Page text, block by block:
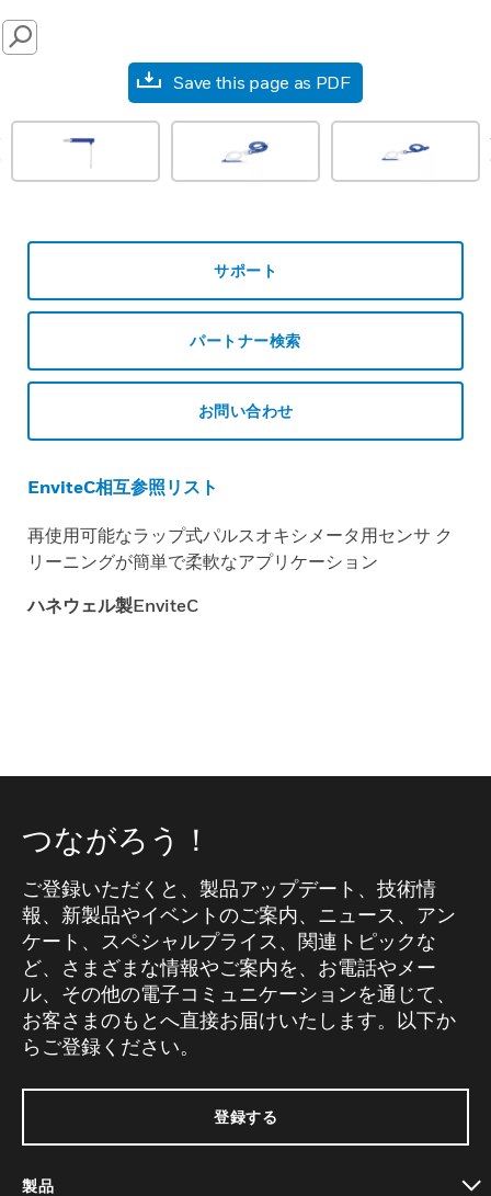
SEARCH
Save this page as PDF
サポート
パートナー検索
お問い合わせ
EnviteC相互参照リスト
再使用可能なラップ式パルスオキシメータ用センサ ク
リーニングが簡単で柔軟なアプリケーション
ハネウェル製EnviteC
つながろう！
ご登録いただくと、製品アップデート、技術情
報、新製品やイベントのご案内、ニュース、アン
ケート、スペシャルプライス、関連トピックな
ど、さまざまな情報やご案内を、お電話やメー
ル、その他の電子コミュニケーションを通じて、
お客さまのもとへ直接お届けいたします。以下か
らご登録ください。
登録する
製品